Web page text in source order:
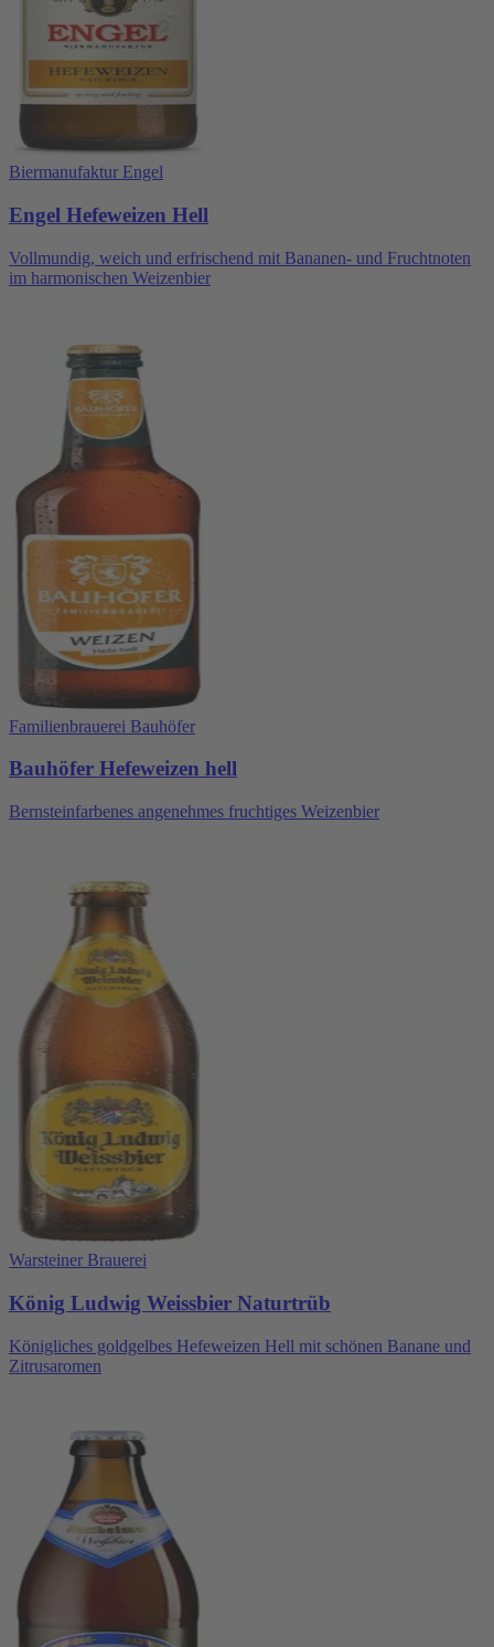
Biermanufaktur Engel
Engel Hefeweizen Hell
Vollmundig, weich und erfrischend mit Bananen- und Fruchtnoten
im harmonischen Weizenbier
Familienbrauerei Bauhöfer
Bauhöfer Hefeweizen hell
Bernsteinfarbenes angenehmes fruchtiges Weizenbier
Warsteiner Brauerei
König Ludwig Weissbier Naturtrüb
Königliches goldgelbes Hefeweizen Hell mit schönen Banane und
Zitrusaromen